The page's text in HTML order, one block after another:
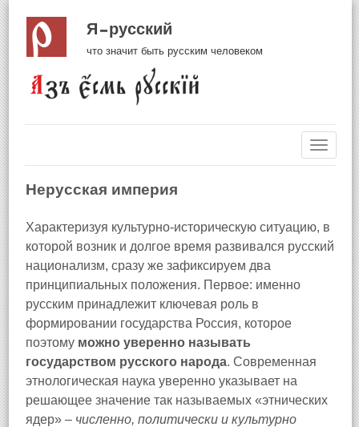
Я русский
что значит быть русским человеком
Нерусская империя
Характеризуя культурно-историческую ситуацию, в
которой возник и долгое время развивался русский
национализм, сразу же зафиксируем два
принципиальных положения. Первое: именно
русским принадлежит ключевая роль в
формировании государства Россия, которое
поэтому можно уверенно называть
государством русского народа. Современная
этнологическая наука уверенно указывает на
решающее значение так называемых «этнических
ядер» – численно, политически и культурно